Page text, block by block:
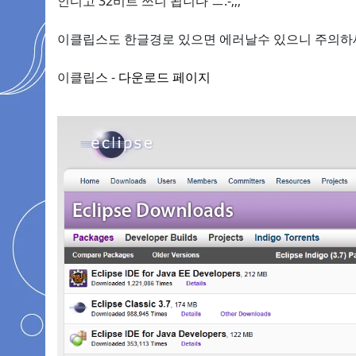
이클립스도 한글경로 있으면 에러날수 있으니 주의
이클립스 - 다운로드 페이지